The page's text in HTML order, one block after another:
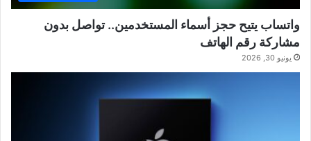
واتساب يتيح حجز أسماء المستخدمين.. تواصل بدون
مشاركة رقم الهاتف
يونيو 30, 2026